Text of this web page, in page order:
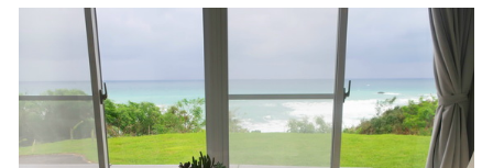
書房集
餐桌週記
享樂隨手拍